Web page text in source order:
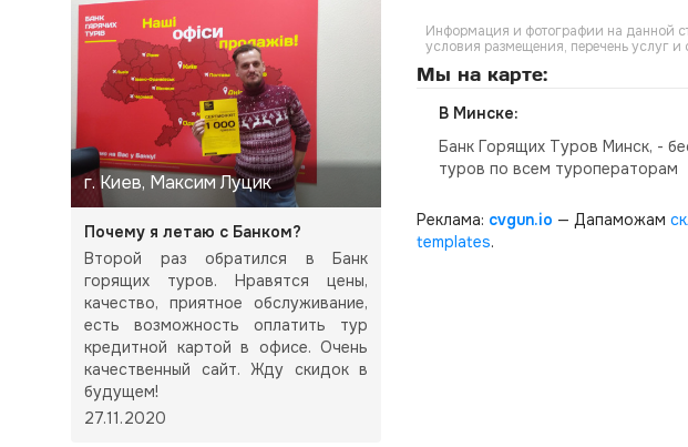
г. Киев, Максим Луцик
Почему я летаю с Банком?
Второй раз обратился в Банк
горящих туров. Нравятся цены,
качество, приятное обслуживание,
есть возможность оплатить тур
кредитной картой в офисе. Очень
качественный сайт. Жду скидок в
будущем!
27.11.2020
Информация и фотографии на данной
условия размещения, перечень услуг
Мы на карте:
В Минске:
Банк Горящих Туров Минск, -
туров по всем туроператорам
Реклама: cvgun.io — Дапаможам
templates.